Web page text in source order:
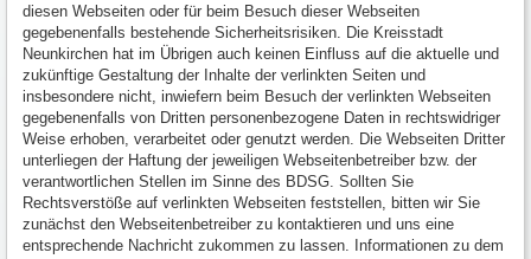
diesen Webseiten oder für beim Besuch dieser Webseiten
gegebenenfalls bestehende Sicherheitsrisiken. Die Kreisstadt
Neunkirchen hat im Übrigen auch keinen Einfluss auf die aktuelle und
zukünftige Gestaltung der Inhalte der verlinkten Seiten und
insbesondere nicht, inwiefern beim Besuch der verlinkten Webseiten
gegebenenfalls von Dritten personenbezogene Daten in rechtswidriger
Weise erhoben, verarbeitet oder genutzt werden. Die Webseiten Dritter
unterliegen der Haftung der jeweiligen Webseitenbetreiber bzw. der
verantwortlichen Stellen im Sinne des BDSG. Sollten Sie
Rechtsverstöße auf verlinkten Webseiten feststellen, bitten wir Sie
zunächst den Webseitenbetreiber zu kontaktieren und uns eine
entsprechende Nachricht zukommen zu lassen. Informationen zu dem